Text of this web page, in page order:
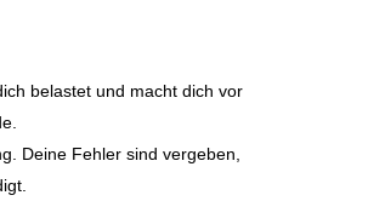
belastet und macht dich vor
Deine Fehler sind vergeben,